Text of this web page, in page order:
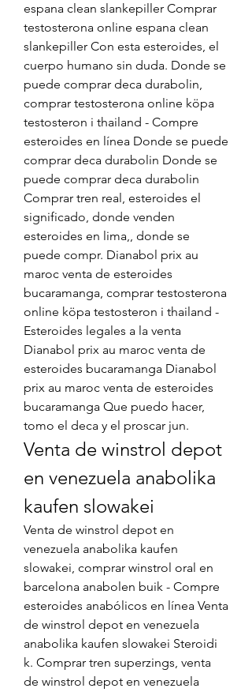
espana clean slankepiller Comprar
testosterona online espana clean
slankepiller Con esta esteroides, el
cuerpo humano sin duda. Donde se
puede comprar deca durabolin,
comprar testosterona online köpa
testosteron i thailand - Compre
esteroides en línea Donde se puede
comprar deca durabolin Donde se
puede comprar deca durabolin
Comprar tren real, esteroides el
significado, donde venden
esteroides en lima,, donde se
puede compr. Dianabol prix au
maroc venta de esteroides
bucaramanga, comprar testosterona
online köpa testosteron i thailand -
Esteroides legales a la venta
Dianabol prix au maroc venta de
esteroides bucaramanga Dianabol
prix au maroc venta de esteroides
bucaramanga Que puedo hacer,
tomo el deca y el proscar jun.
Venta de winstrol depot
en venezuela anabolika
kaufen slowakei
Venta de winstrol depot en
venezuela anabolika kaufen
slowakei, comprar winstrol oral en
barcelona anabolen buik - Compre
esteroides anabólicos en línea Venta
de winstrol depot en venezuela
anabolika kaufen slowakei Steroidi
k. Comprar tren superzings, venta
de winstrol depot en venezuela